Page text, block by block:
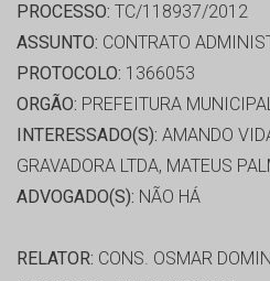
PROCESSO: TC/118937/2012
ASSUNTO: CONTRATO
PROTOCOLO: 1366053
ORGÃO: PREFEITURA
INTERESSADO(S): AMANDO
GRAVADORA LTDA, MATEUS
ADVOGADO(S): NÃO HÁ
RELATOR: CONS. OSMAR